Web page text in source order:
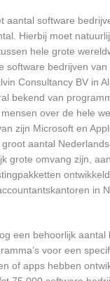
aantal software
Hierbij moet
hele grote
software bedrijven van
Consultancy BV in
bekend van
over de hele
zijn Microsoft en
aantal
grote omvang zijn,
in
een behoorlijk aantal
voor een
of apps hebben